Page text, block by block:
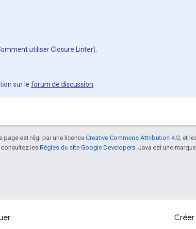
utiliser Closure Linter).
sur le forum de discussion
page est régi par une licence Creative Commons Attribution 4.0, et
consultez les Règles du site Google Developers. Java est une
Créer